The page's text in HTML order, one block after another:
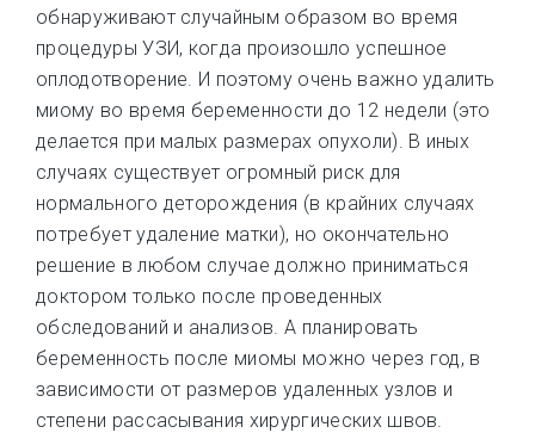
обнаруживают случайным образом во время
процедуры УЗИ, когда произошло успешное
оплодотворение. И поэтому очень важно удалить
миому во время беременности до 12 недели (это
делается при малых размерах опухоли). В иных
случаях существует огромный риск для
нормального деторождения (в крайних случаях
потребует удаление матки), но окончательно
решение в любом случае должно приниматься
доктором только после проведенных
обследований и анализов. А планировать
беременность после миомы можно через год, в
зависимости от размеров удаленных узлов и
степени рассасывания хирургических швов.